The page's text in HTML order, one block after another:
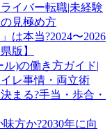
イバー転職|未経験
見極め方
は本当?2024〜2026
版】
)の働き方ガイド|
レ事情・両立術
まる?手当・歩合・
方か?2030年に向